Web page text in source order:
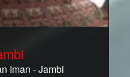
Iman - Jambi